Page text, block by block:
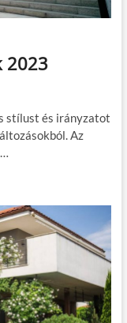
2023
stílust és irányzatot
Az